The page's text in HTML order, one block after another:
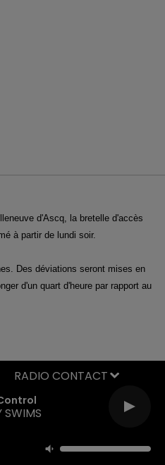
d'Ascq, la bretelle d'accès
à partir de lundi soir.
Des déviations seront mises en
d'un quart d'heure par rapport au
SWIMS
RADIO CONTACT